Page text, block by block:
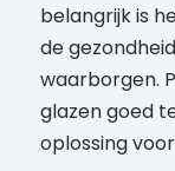
belangrijk is
de
waarborgen.
glazen goed
oplossing